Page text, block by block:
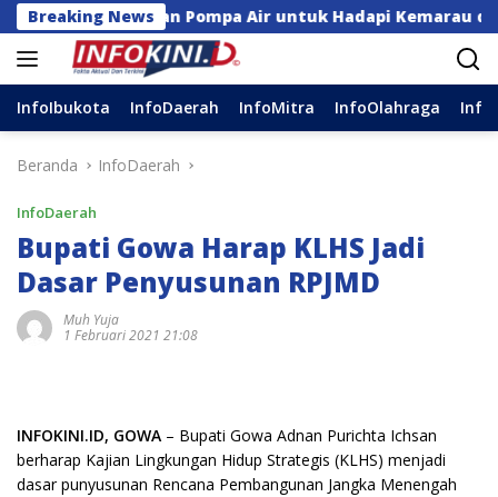
Langsung
ke
konten
Breaking News
Pompa Air untuk Hadapi Kemarau di Sulsel
InfoIbukota InfoDaerah InfoMitra InfoOlahraga
Beranda InfoDaerah
InfoDaerah
Bupati Gowa Harap KLHS Jadi
Dasar Penyusunan RPJMD
Muh Yuja
1 Februari 2021 21:08
INFOKINI.ID, GOWA – Bupati Gowa Adnan Purichta Ichsan
berharap Kajian Lingkungan Hidup Strategis (KLHS) menjadi
dasar punyusunan Rencana Pembangunan Jangka Menengah